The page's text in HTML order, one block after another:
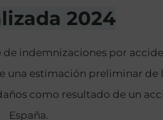
2024
indemnizaciones por
una estimación preliminar de
como resultado de un
España.